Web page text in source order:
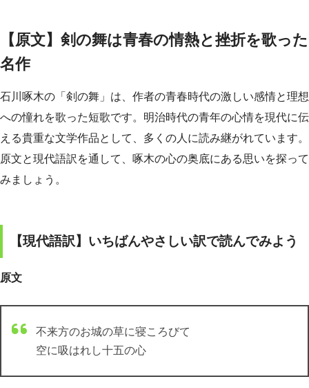
【原文】剣の舞は青春の情熱と挫折を歌った
名作
石川啄木の「剣の舞」は、作者の青春時代の激しい感情と理想
への憧れを歌った短歌です。明治時代の青年の心情を現代に伝
える貴重な文学作品として、多くの人に読み継がれています。
原文と現代語訳を通して、啄木の心の奥底にある思いを探って
みましょう。
【現代語訳】いちばんやさしい訳で読んでみよう
原文
不来方のお城の草に寝ころびて
空に吸はれし十五の心